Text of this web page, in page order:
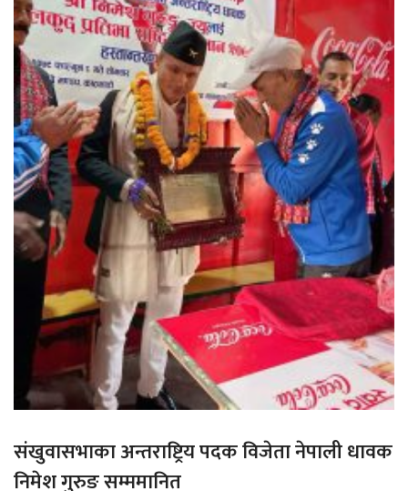
संखुवासभाका अन्तराष्ट्रिय पदक विजेता नेपाली धावक
निमेश गुरुङ सम्ममानित